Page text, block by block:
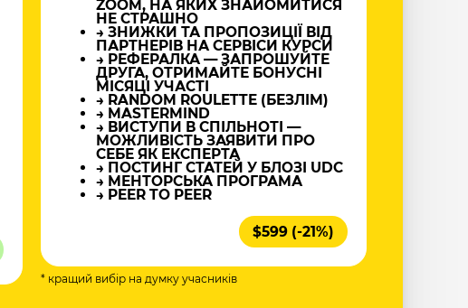
ZOOM, НА ЯКИХ ЗНАЙОМИТИСЯ
НЕ СТРАШНО
→ ЗНИЖКИ ТА ПРОПОЗИЦІЇ ВІД
ПАРТНЕРІВ НА СЕРВІСИ КУРСИ
→ РЕФЕРАЛКА — ЗАПРОШУЙТЕ
ДРУГА, ОТРИМАЙТЕ БОНУСНІ
МІСЯЦІ УЧАСТІ
→ RANDOM ROULETTE (БЕЗЛІМ)
→ MASTERMIND
→ ВИСТУПИ В СПІЛЬНОТІ —
МОЖЛИВІСТЬ ЗАЯВИТИ ПРО
СЕБЕ ЯК ЕКСПЕРТА
→ ПОСТИНГ СТАТЕЙ У БЛОЗІ UDC
→ МЕНТОРСЬКА ПРОГРАМА
→ PEER TO PEER
$599 (-21%)
* кращий вибір на думку учасників